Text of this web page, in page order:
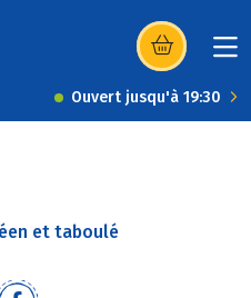
(s’ouvre dans
Ouvert jusqu'à 19:30
et taboulé